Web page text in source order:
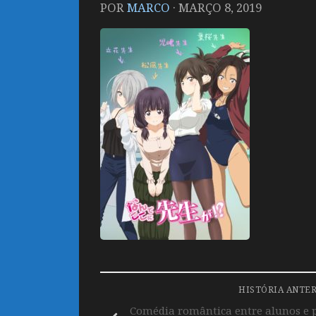
PORMARCO · MARÇO 8, 2019
HISTÓRIA
Comédia romântica entre alunos e